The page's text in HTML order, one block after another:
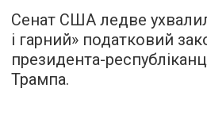
Сенат США ледве
і гарний» податковий
президента-
Трампа.